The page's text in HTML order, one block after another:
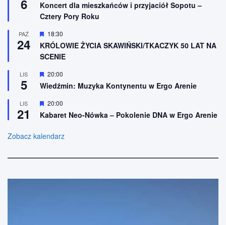
e
n
o
e
6
r
ó
n
i
o
n
Koncert dla mieszkańców i przyjaciół Sopotu –
Cztery Pory Roku
PAŹ
24
W
y
r
ó
n
i
o
e
18:30
KRÓLOWIE ŻYCIA SKAWIŃSKI/TKACZYK 50 LAT NA
SCENIE
LIS
5
W
y
r
ż
n
n
20:00
Wiedźmin: Muzyka Kontynentu w Ergo Arenie
LIS
21
W
y
r
ż
o
20:00
Kabaret Neo-Nówka – Pokolenie DNA w Ergo Arenie
Zobacz kalendarz